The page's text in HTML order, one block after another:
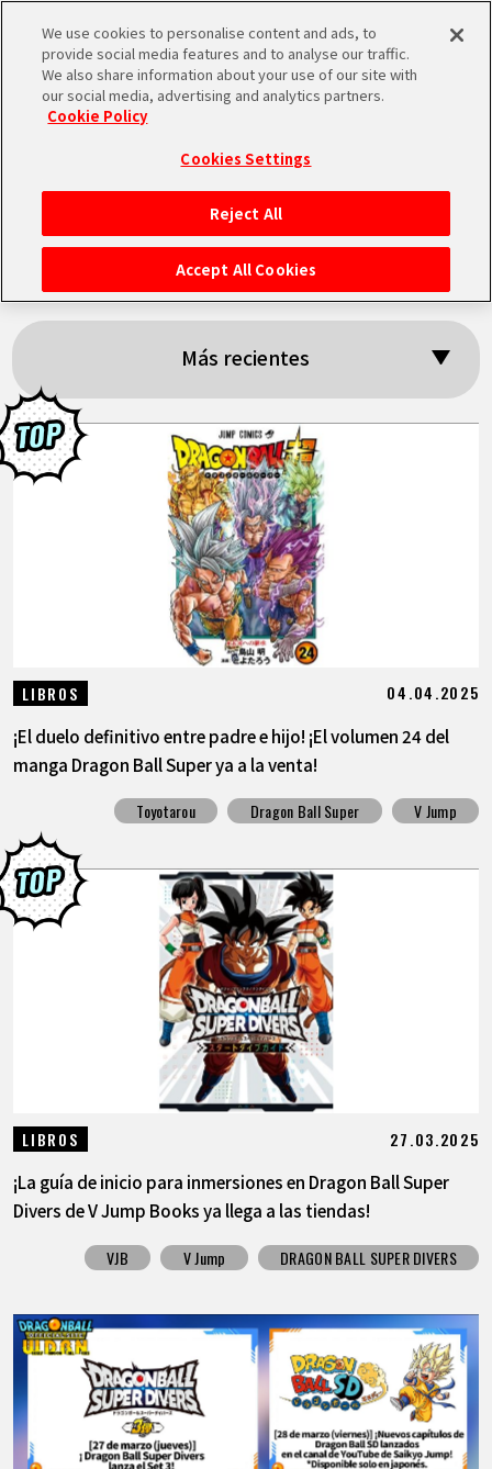
MEN
INICIO
NOTICIAS
LO MÁS DESTACADO
VÍDEOS
ARTÍCULOS
ACERCA DE
JP
Resultados: 「V
Jump」
Más recientes
LIBROS 04.04.2025
¡El duelo definitivo entre padre e hijo! ¡El volumen 24 del
manga Dragon Ball Super ya a la venta!
Toyotarou Dragon Ball Super V Jump
LIBROS 27.03.2025
¡La guía de inicio para inmersiones en Dragon Ball Super
Divers de V Jump Books ya llega a las tiendas!
VJB V Jump DRAGON BALL SUPER DIVERS
We use cookies to personalise content and ads, to
provide social media features and to analyse our traffic.
We also share information about your use of our site with
our social media, advertising and analytics partners.
Cookie Policy
Cookies Settings
Reject All
Accept All Cookies